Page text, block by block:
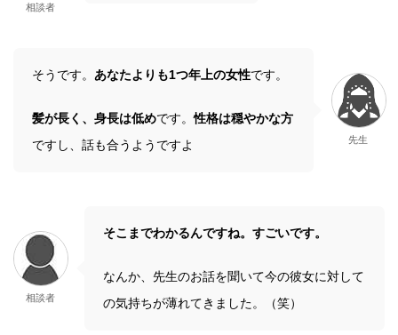
相談者
そうです。 あなたよりも1つ年上の女性です。
髪が長く、身長は低めです。性格は穏やかな方
ですし、話も合うようですよ
先生
相談者
そこまでわかるんですね。すごいです。
なんか、先生のお話を聞いて今の彼女に対して
の気持ちが薄れてきました。（笑）